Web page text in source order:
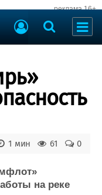
реклама 16+
0
61
1 мин
на реке